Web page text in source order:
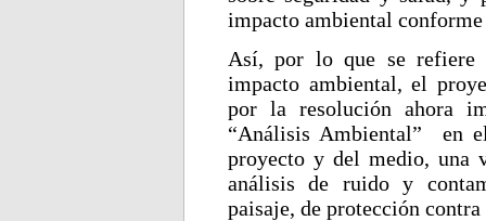
impacto ambiental
Así, por lo que se refiere
impacto ambiental, el
por la resolución ahora
“Análisis Ambiental” en
proyecto y del medio, una
análisis de ruido y
paisaje, de protección